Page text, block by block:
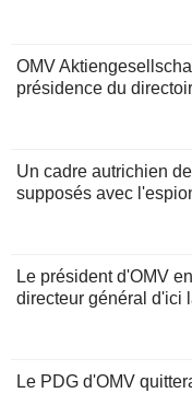
OMV
présidence du
Un cadre autrichien
supposés avec
Le président d'OMV
directeur général d'ici
Le PDG d'OMV